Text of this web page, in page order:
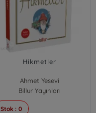
Hikmetler
Ahmet Yesevi
Billur Yayınları
Stok : 0